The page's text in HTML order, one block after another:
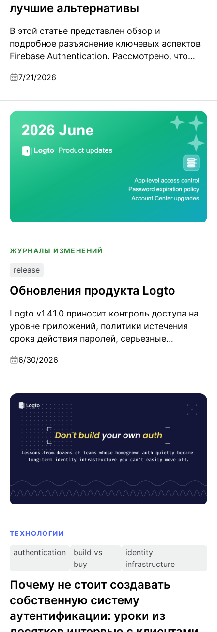
лучшие альтернативы
В этой статье представлен обзор и
подробное разъяснение ключевых аспектов
Firebase Authentication. Рассмотрено, что
стоимости и лучшие альтернативы этому
7/21/2026
ЖУРНАЛЫ ИЗМЕНЕНИЙ
release
Обновления продукта Logto
Logto v1.41.0 приносит контроль доступа на
уровне приложений, политики истечения
срока действия паролей, серьезные
правила для имен пользователей и кодов
безопасности.
6/30/2026
Обновления продукта Logto
ТЕХНОЛОГИИ
authentication
build vs
buy
identity
infrastructure
Почему не стоит создавать
собственную систему
аутентификации: уроки из
Почему не стоит создавать собственную систему
аутентификации: уроки из десятков интервью с
клиентами